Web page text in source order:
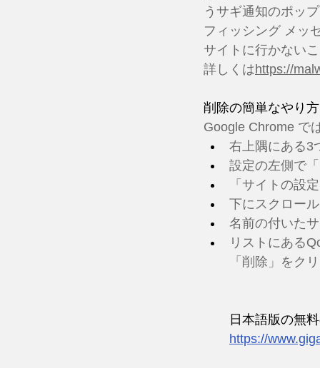
うサギ通知のポッ
フィッシング メッ
サイトに行かない
詳しくはhttps://
削除の簡単なやり
Google Chrome で
右上隅にある3
設定の左側で
「サイトの設
下にスクロー
名前の付いた
リストにある
「削除」をク
日本語版の無
https://